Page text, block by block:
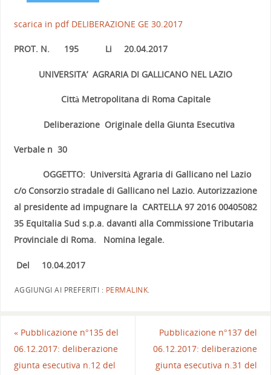
scarica in pdf DELIBERAZIONE GE 30.2017
PROT. N. 195 Li 20.04.2017
UNIVERSITA’ AGRARIA DI GALLICANO NEL LAZIO
Città Metropolitana di Roma Capitale
Deliberazione Originale della Giunta Esecutiva
Verbale n 30
OGGETTO: Università Agraria di Gallicano nel Lazio
c/o Consorzio stradale di Gallicano nel Lazio. Autorizzazione
al presidente ad impugnare la CARTELLA97 2016 00405082
35 Equitalia Sud s.p.a. davanti alla Commissione Tributaria
Provinciale di Roma. Nomina legale.
Del 10.04.2017
AGGIUNGI AI PREFERITI : PERMALINK.
«Pubblicazione n°135 del
06.12.2017: deliberazione
giunta esecutiva n.12 del
Pubblicazione n°137 del
06.12.2017: deliberazione
giunta esecutiva n.31 del